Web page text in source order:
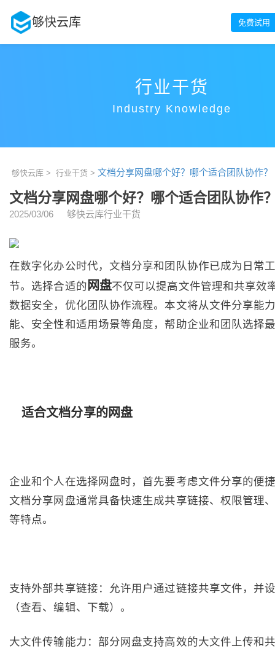
够快云库 免费试用
行业干货
Industry Knowledge
够快云库 > 行业干货 > 文档分享网盘哪个好？哪个适合团队协作？
文档分享网盘哪个好？哪个适合团队协作
2025/03/06 够快云库行业干货
在数字化办公时代，文档分享和团队协作已成为日常
节。选择合适的 网盘不仅可以提高文件管理和共享效
数据安全，优化团队协作流程。本文将从文件分享能
能、安全性和适用场景等角度，帮助企业和团队选择
服务。
适合文档分享的网盘
企业和个人在选择网盘时，首先要考虑文件分享的便
文档分享网盘通常具备快速生成共享链接、权限管理
等特点。
支持外部共享链接：允许用户通过链接共享文件，并
（查看、编辑、下载）。
大文件传输能力：部分网盘支持高效的大文件上传和